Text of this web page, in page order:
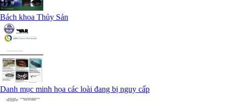
Bách khoa Thủy Sản
Danh mục minh họa các loài đang bị nguy cấp